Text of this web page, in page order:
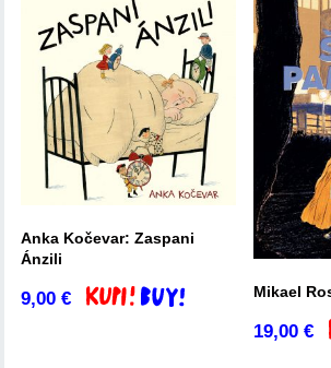
Anka Kočevar: Zaspani
Ánzili
9,00€ Dodaj v košarico Mikael
19,00€